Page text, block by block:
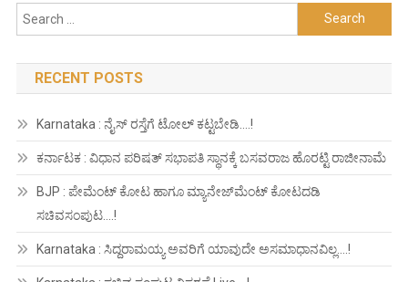
Search
for:
RECENT POSTS
Karnataka : ನೈಸ್ ರಸ್ತೆಗೆ ಟೋಲ್ ಕಟ್ಟಬೇಡಿ….!
ಕರ್ನಾಟಕ : ವಿಧಾನ ಪರಿಷತ್ ಸಭಾಪತಿ ಸ್ಥಾನಕ್ಕೆ ಬಸವರಾಜ ಹೊರಟ್ಟಿ ರಾಜೀನಾಮೆ
BJP : ಪೇಮೆಂಟ್ ಕೋಟ ಹಾಗೂ ಮ್ಯಾನೇಜ್‍ಮೆಂಟ್ ಕೋಟದಡಿ
ಸಚಿವಸಂಪುಟ….!
Karnataka : ಸಿದ್ದರಾಮಯ್ಯ ಅವರಿಗೆ ಯಾವುದೇ ಅಸಮಾಧಾನವಿಲ್ಲ….!